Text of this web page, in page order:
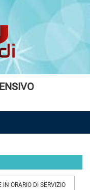
ORARIO DI SERVIZIO